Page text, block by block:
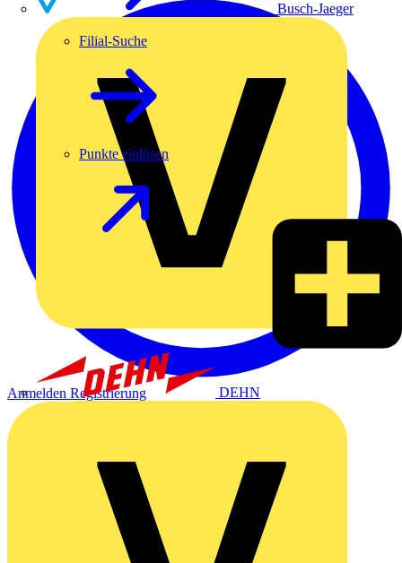
Busch-Jaeger
DEHN
Filial-Suche
Punkte einlösen
Anmelden Registrierung